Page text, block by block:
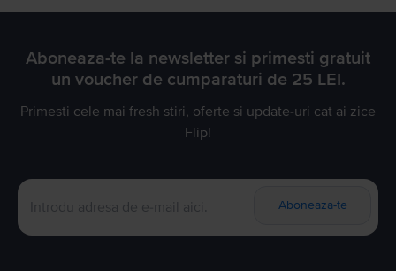
Aboneaza-te la newsletter si primesti gratuit
un voucher de cumparaturi de 25 LEI.
Primesti cele mai fresh stiri, oferte si update-uri cat ai zice
Flip!
Aboneaza-te